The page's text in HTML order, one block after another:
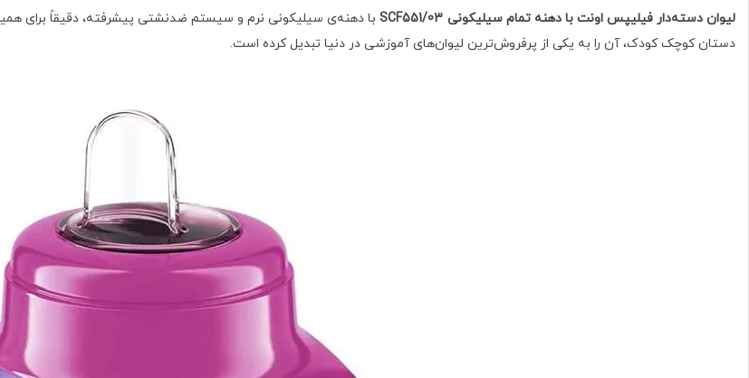
لیوان دسته‌دار فیلیپس اونت با دهنه تمام سیلیکونی SCF551/03
با دهنه‌ی سیلیکونی نرم و سیستم ضدنشتی پیشرفته، دقیقاً
دستان کوچک کودک، آن را به یکی از پرفروش‌ترین لیوان‌های آموزشی در دنیا تبدیل کرده است.